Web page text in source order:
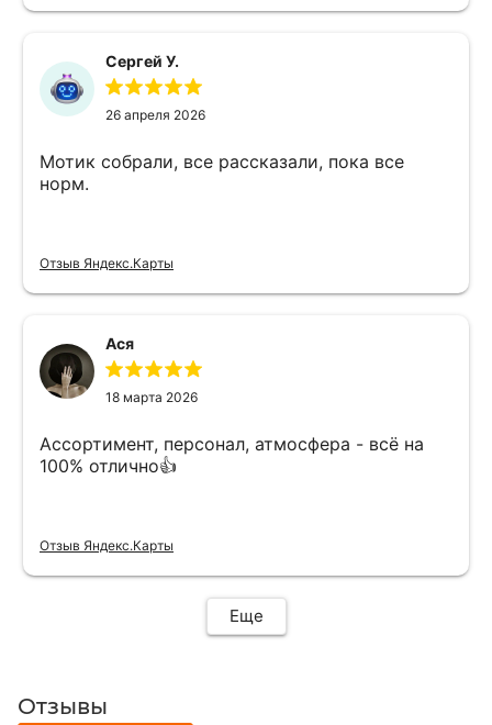
Сергей У.
26 апреля 2026
Мотик собрали, все рассказали, пока все
норм.
Отзыв Яндекс.Карты
Ася
18 марта 2026
Ассортимент, персонал, атмосфера - всё на
100% отлично👍
Отзыв Яндекс.Карты
Еще
Отзывы